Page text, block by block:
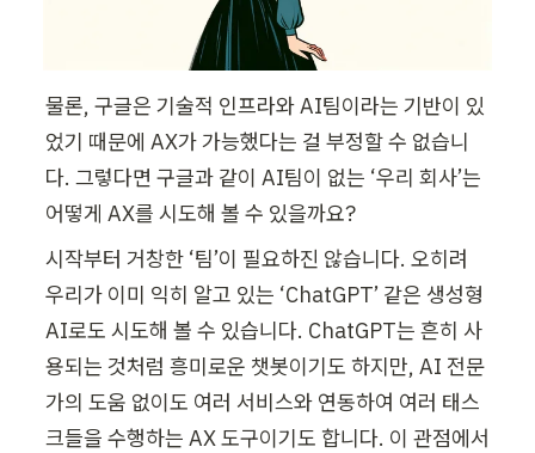
물론, 구글은 기술적 인프라와 AI팀이라는 기반이 있
었기 때문에 AX가 가능했다는 걸 부정할 수 없습니
다. 그렇다면 구글과 같이 AI팀이 없는 ‘우리 회사’는
어떻게 AX를 시도해 볼 수 있을까요?
시작부터 거창한 ‘팀’이 필요하진 않습니다. 오히려
우리가 이미 익히 알고 있는 ‘ChatGPT’ 같은 생성형
AI로도 시도해 볼 수 있습니다. ChatGPT는 흔히 사
용되는 것처럼 흥미로운 챗봇이기도 하지만, AI 전문
가의 도움 없이도 여러 서비스와 연동하여 여러 태스
크들을 수행하는 AX 도구이기도 합니다. 이 관점에서